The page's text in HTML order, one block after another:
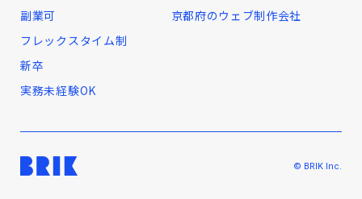
副業可
フレックスタイム制
新卒
実務未経験OK
京都府のウェブ制作会社
© BRIK Inc.